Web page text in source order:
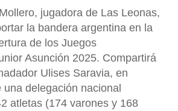
jugadora de Las Leonas,
la bandera argentina en la
de los Juegos
Asunción 2025. Compartirá
Ulises Saravia, en
una delegación nacional
atletas (174 varones y 168